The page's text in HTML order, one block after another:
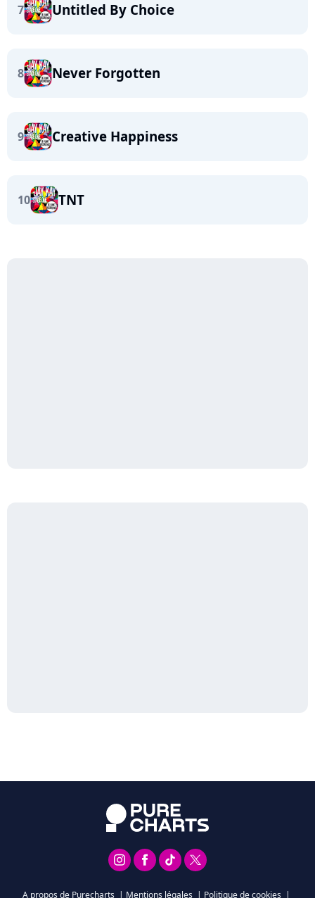
7 Untitled By Choice
8 Never Forgotten
9 Creative Happiness
10 TNT
A propos de Purecharts | Mentions légales | Politique de cookies |